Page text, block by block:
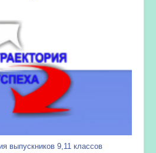
выпускников 9,11 классов